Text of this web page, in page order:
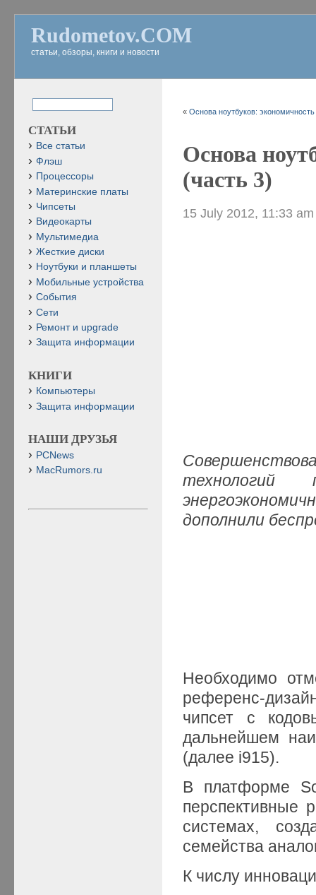
Rudometov.COM
статьи, обзоры, книги и новости
«Основа ноутбуков:
Основа
(часть 3)
15 July 2012, 11:33 am
технологий
дополнили
Необходимо
референс-
чипсет с
дальнейшем
(далее i915).
В платформе
перспективные
системах,
семейства
К числу
СТАТЬИ
Все статьи
Флэш
Процессоры
Материнские платы
Чипсеты
Видеокарты
Мультимедиа
Жесткие диски
Ноутбуки и планшеты
Мобильные устройства
События
Сети
Ремонт и upgrade
Защита информации
КНИГИ
Компьютеры
Защита информации
НАШИ ДРУЗЬЯ
PCNews
MacRumors.ru